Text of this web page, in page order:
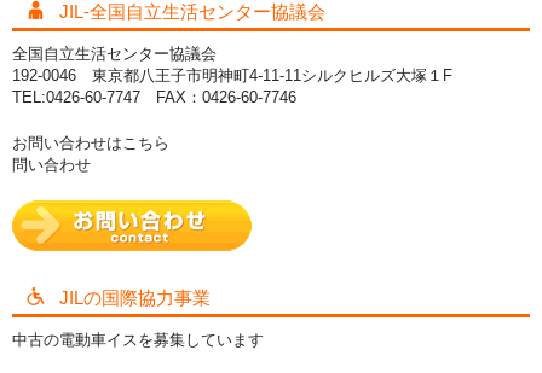
JIL-全国自立生活センター協議会
全国自立生活センター協議会
192-0046 東京都八王子市明神町4-11-11シルクヒルズ大塚１F
TEL:0426-60-7747 FAX：0426-60-7746
お問い合わせはこちら
問い合わせ
JILの国際協力事業
中古の電動車イスを募集しています